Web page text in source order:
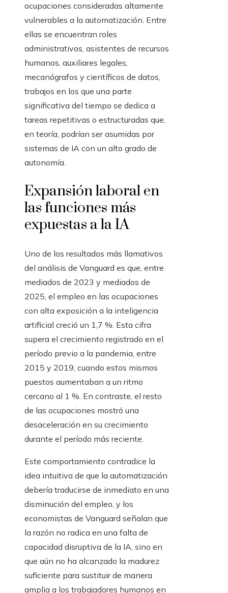
ocupaciones consideradas altamente
vulnerables a la automatización. Entre
ellas se encuentran roles
administrativos, asistentes de recursos
humanos, auxiliares legales,
mecanógrafos y científicos de datos,
trabajos en los que una parte
significativa del tiempo se dedica a
tareas repetitivas o estructuradas que,
en teoría, podrían ser asumidas por
sistemas de IA con un alto grado de
autonomía.
Expansión laboral en
las funciones más
expuestas a la IA
Uno de los resultados más llamativos
del análisis de Vanguard es que, entre
mediados de 2023 y mediados de
2025, el empleo en las ocupaciones
con alta exposición a la inteligencia
artificial creció un 1,7 %. Esta cifra
supera el crecimiento registrado en el
período previo a la pandemia, entre
2015 y 2019, cuando estos mismos
puestos aumentaban a un ritmo
cercano al 1 %. En contraste, el resto
de las ocupaciones mostró una
desaceleración en su crecimiento
durante el período más reciente.
Este comportamiento contradice la
idea intuitiva de que la automatización
debería traducirse de inmediato en una
disminución del empleo, y los
economistas de Vanguard señalan que
la razón no radica en una falta de
capacidad disruptiva de la IA, sino en
que aún no ha alcanzado la madurez
suficiente para sustituir de manera
amplia a los trabajadores humanos en